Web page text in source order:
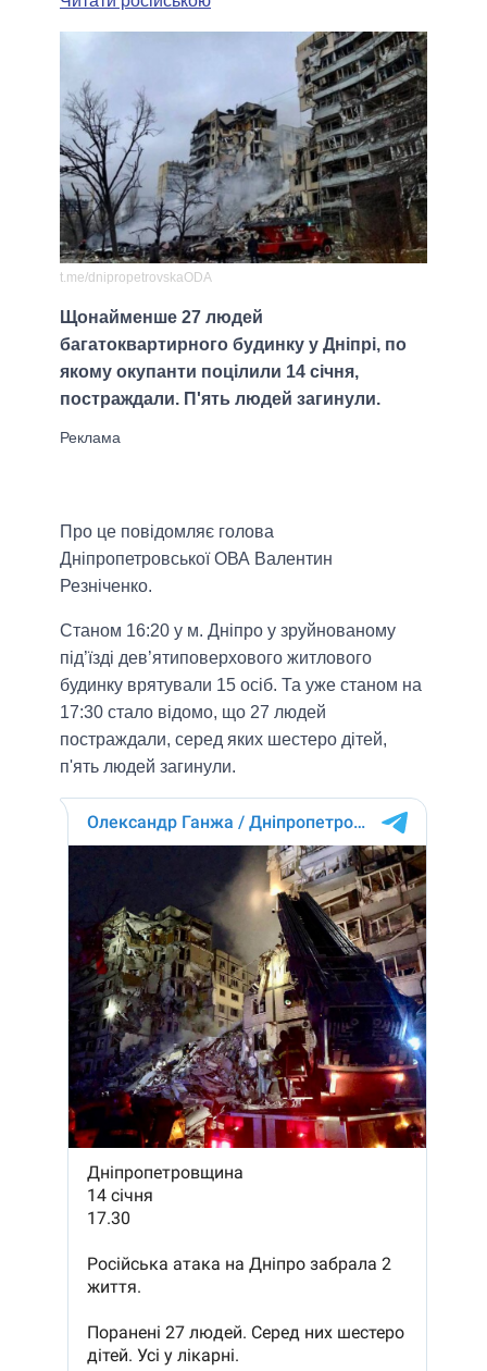
t.me/dnipropetrovskaODA
Щонайменше 27 людей
багатоквартирного будинку у Дніпрі, по
якому окупанти поцілили 14 січня,
постраждали. П'ять людей загинули.
Про це повідомляє голова
Дніпропетровської ОВА Валентин
Резніченко.
Станом 16:20 у м. Дніпро у зруйнованому
під’їзді дев’ятиповерхового житлового
будинку врятували 15 осіб. Та уже станом на
17:30 стало відомо, що 27 людей
постраждали, серед яких шестеро дітей,
п'ять людей загинули.